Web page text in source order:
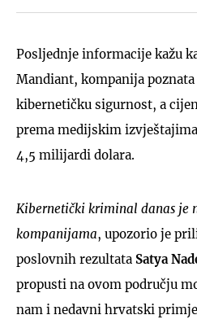
Posljednje informacije kažu
Mandiant, kompanija
kibernetičku sigurnost, a
prema medijskim
4,5 milijardi dolara.
Kibernetički kriminal danas je
kompanijama, upozorio je
poslovnih rezultata Satya
propusti na ovom području
nam i nedavni hrvatski